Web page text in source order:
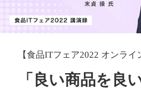
【食品ITフェア2022 オンライ
「良い商品を良